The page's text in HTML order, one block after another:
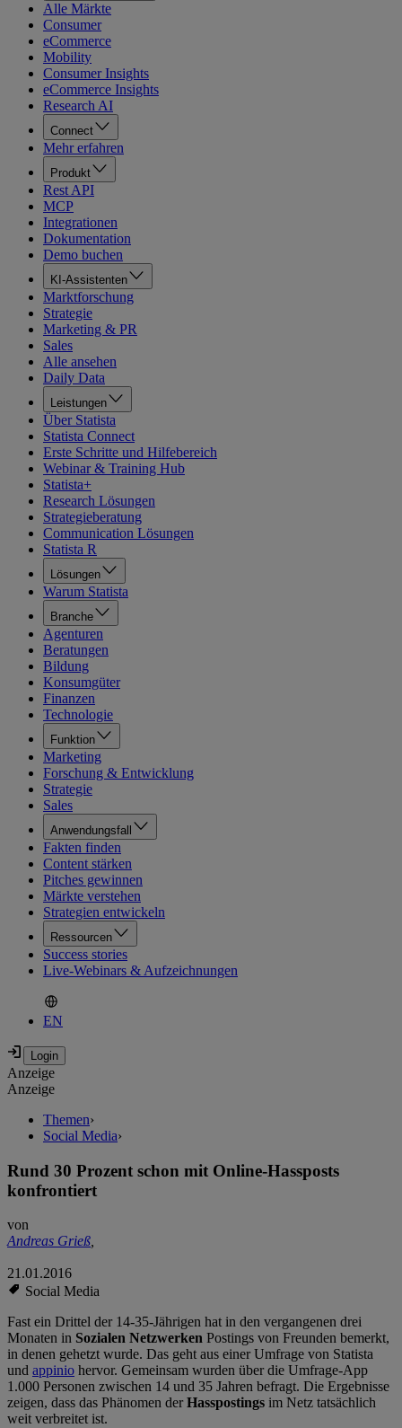
Alle Märkte
Consumer
eCommerce
Mobility
Consumer Insights
eCommerce Insights
Research AI
Connect
Mehr erfahren
Produkt
Rest API
MCP
Integrationen
Dokumentation
Demo buchen
KI-Assistenten
Marktforschung
Strategie
Marketing & PR
Sales
Alle ansehen
Daily Data
Leistungen
Über Statista
Statista Connect
Erste Schritte und Hilfebereich
Webinar & Training Hub
Statista+
Research Lösungen
Strategieberatung
Communication Lösungen
Statista R
Lösungen
Warum Statista
Branche
Agenturen
Beratungen
Bildung
Konsumgüter
Finanzen
Technologie
Funktion
Marketing
Forschung & Entwicklung
Strategie
Sales
Anwendungsfall
Fakten finden
Content stärken
Pitches gewinnen
Märkte verstehen
Strategien entwickeln
Ressourcen
Success stories
Live-Webinars & Aufzeichnungen
EN
Anzeige
Anzeige
Themen›
Social Media›
Rund 30 Prozent schon mit Online-Hassposts
konfrontiert
von
Andreas Grieß,
21.01.2016
Social Media
Fast ein Drittel der 14-35-Jährigen hat in den vergangenen drei
Monaten in Sozialen Netzwerken Postings von Freunden bemerkt,
in denen gehetzt wurde. Das geht aus einer Umfrage von Statista
und appinio hervor. Gemeinsam wurden über die Umfrage-App
1.000 Personen zwischen 14 und 35 Jahren befragt. Die Ergebnisse
zeigen, dass das Phänomen derHasspostings im Netz tatsächlich
weit verbreitet ist.